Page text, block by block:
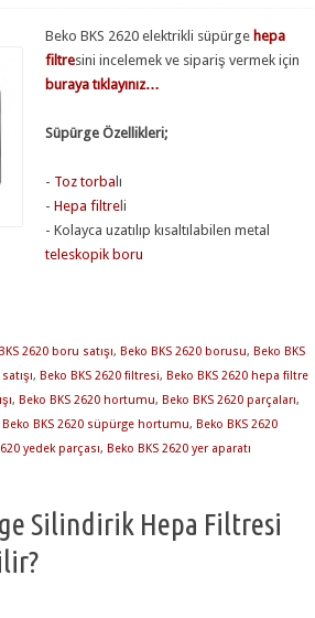
Beko BKS 2620 elektrikli süpürge hepa
filtresini incelemek ve sipariş vermek için
buraya tıklayınız…
Süpürge Özellikleri;
- Toz torba lı
- Hepa filtre li
- Kolayca uzatılıp kısaltılabilen metal
teleskopik boru
2620 boru satışı, Beko BKS 2620 borusu, Beko BKS
, Beko BKS 2620 filtresi, Beko BKS 2620 hepa filtre
, Beko BKS 2620 hortumu, Beko BKS 2620 parçaları,
Beko BKS 2620 süpürge hortumu, Beko BKS 2620
yedek parçası, Beko BKS 2620 yer aparatı
Silindirik Hepa Filtresi